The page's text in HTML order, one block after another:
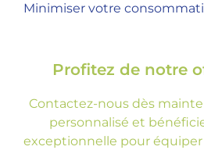
Minimiser votre
Profitez de notre
Contactez-nous dès
personnalisé et
exceptionnelle pour équiper